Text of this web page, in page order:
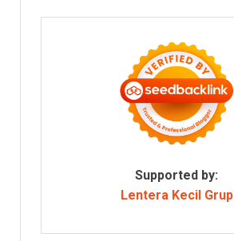
Supported by:
Lentera Kecil Grup